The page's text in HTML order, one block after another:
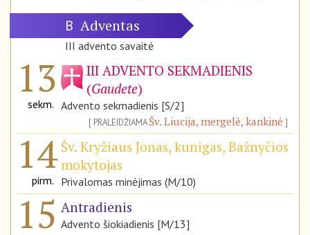
B Adventas
III advento savaitė
13
sekm.
III ADVENTO SEKMADIENIS
(Gaudete)
Advento sekmadienis [S/2]
PRALEIDŽIAMAŠv. Liucija, mergelė, kankinė
14
pirm.
Šv. Kryžiaus Jonas, kunigas, Bažnyčios
mokytojas
Privalomas minėjimas (M/10)
15 Antradienis
Advento šiokiadienis [M/13]